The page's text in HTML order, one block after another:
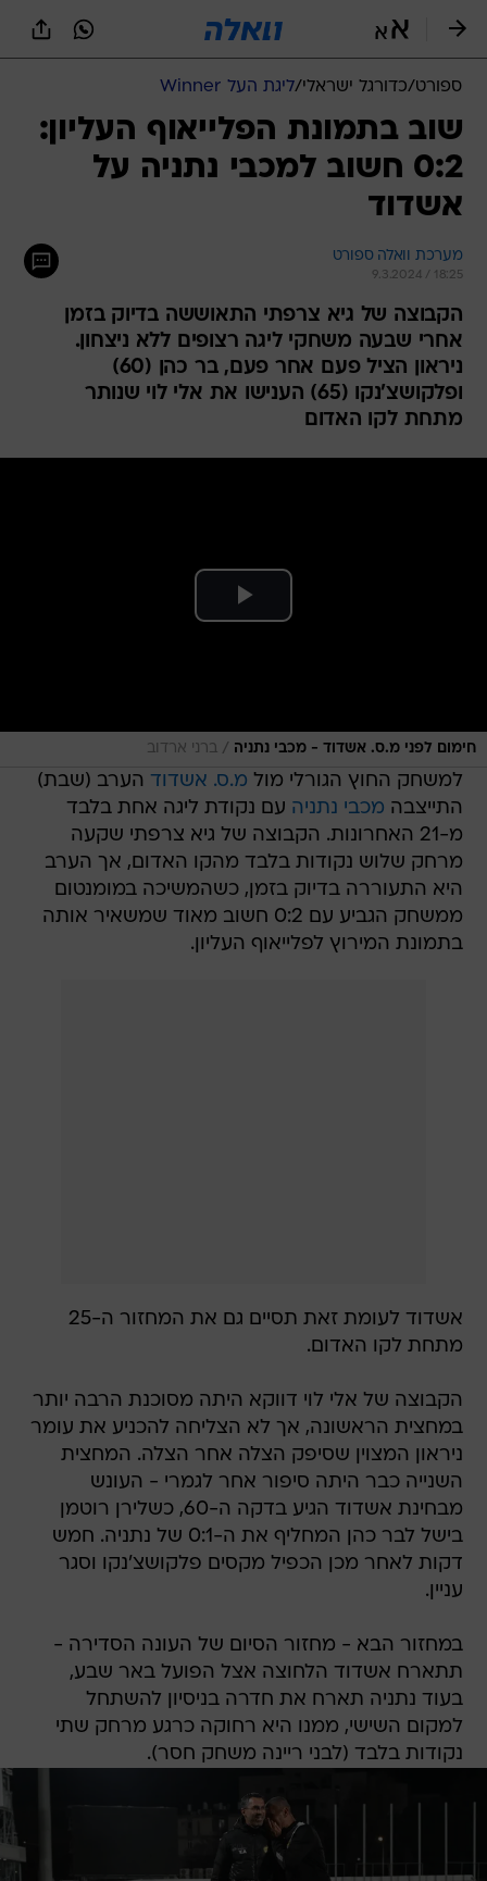
ספורט/כדורגל ישראלי/ליגת העל Winner
שוב בתמונת הפלייאוף העליון:
0:2 חשוב למכבי נתניה על
אשדוד
מערכת וואלה ספורט
9.3.2024 / 18:25
הקבוצה של גיא צרפתי התאוששה בדיוק בזמן
אחרי שבעה משחקי ליגה רצופים ללא ניצחון.
ניראון הציל פעם אחר פעם, בר כהן (60)
ופלקושצ'נקו (65) הענישו את אלי לוי שנותר
מתחת לקו האדום
חימום לפני מ.ס. אשדוד - מכבי נתניה / ברני ארדוב
למשחק החוץ הגורלי מול מ.ס. אשדוד הערב (שבת)
התייצבה מכבי נתניה עם נקודת ליגה אחת בלבד
מ-21 האחרונות. הקבוצה של גיא צרפתי שקעה
מרחק שלוש נקודות בלבד מהקו האדום, אך הערב
היא התעוררה בדיוק בזמן, כשהמשיכה במומנטום
ממשחק הגביע עם 0:2 חשוב מאוד שמשאיר אותה
בתמונת המירוץ לפלייאוף העליון.
אשדוד לעומת זאת תסיים גם את המחזור ה-25
מתחת לקו האדום.
הקבוצה של אלי לוי דווקא היתה מסוכנת הרבה יותר
במחצית הראשונה, אך לא הצליחה להכניע את עומר
ניראון המצוין שסיפק הצלה אחר הצלה. המחצית
השנייה כבר היתה סיפור אחר לגמרי - העונש
מבחינת אשדוד הגיע בדקה ה-60, כשלירן רוטמן
בישל לבר כהן המחליף את ה-0:1 של נתניה. חמש
דקות לאחר מכן הכפיל מקסים פלקושצ'נקו וסגר
עניין.
במחזור הבא - מחזור הסיום של העונה הסדירה -
תתארח אשדוד הלחוצה אצל הפועל באר שבע,
בעוד נתניה תארח את חדרה בניסיון להשתחל
למקום השישי, ממנו היא רחוקה כרגע מרחק שתי
נקודות בלבד (לבני ריינה משחק חסר).